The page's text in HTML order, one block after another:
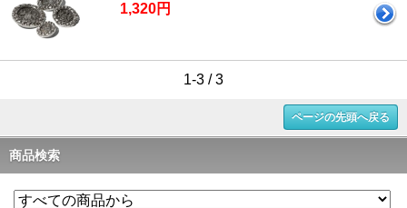
1,320円
1-3 / 3
ページの先頭へ戻る
商品検索